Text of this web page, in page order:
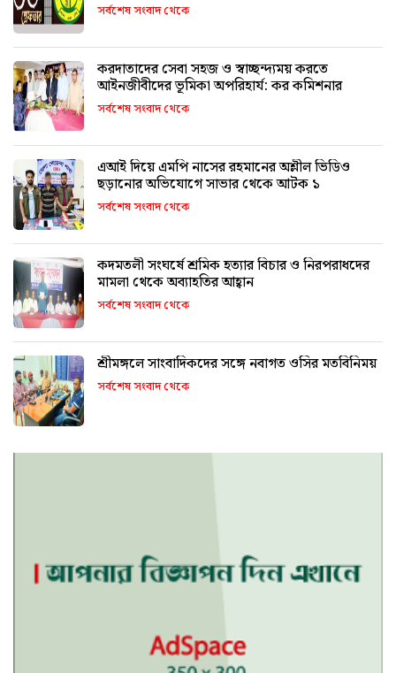
সর্বশেষ সংবাদ থেকে
করদাতাদের সেবা সহজ ও স্বাচ্ছন্দ্যময় করতে
আইনজীবীদের ভূমিকা অপরিহার্য: কর কমিশনার
সর্বশেষ সংবাদ থেকে
এআই দিয়ে এমপি নাসের রহমানের অশ্লীল ভিডিও
ছড়ানোর অভিযোগে সাভার থেকে আটক ১
সর্বশেষ সংবাদ থেকে
কদমতলী সংঘর্ষে শ্রমিক হত্যার বিচার ও নিরপরাধদের
মামলা থেকে অব্যাহতির আহ্বান
সর্বশেষ সংবাদ থেকে
শ্রীমঙ্গলে সাংবাদিকদের সঙ্গে নবাগত ওসির মতবিনিময়
সর্বশেষ সংবাদ থেকে